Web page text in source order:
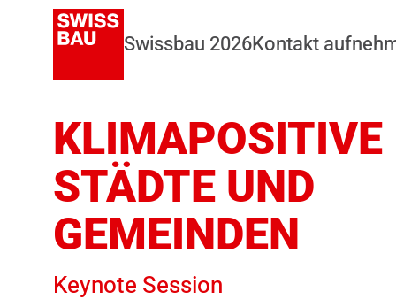
Swissbau 2026Kontakt
KLIMAPOSITIVE
STÄDTE UND
GEMEINDEN
Keynote Session